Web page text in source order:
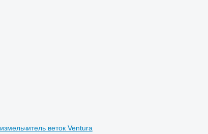
измельчитель веток Ventura